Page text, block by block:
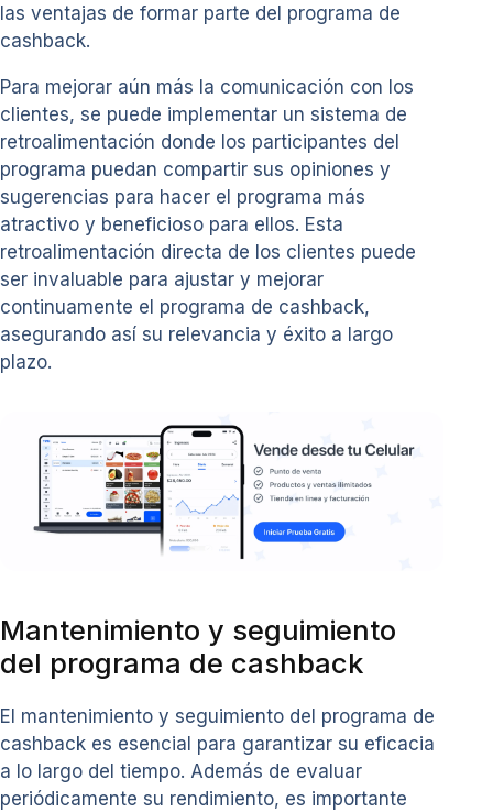
las ventajas de formar parte del programa de
cashback.
Para mejorar aún más la comunicación con los
clientes, se puede implementar un sistema de
retroalimentación donde los participantes del
programa puedan compartir sus opiniones y
sugerencias para hacer el programa más
atractivo y beneficioso para ellos. Esta
retroalimentación directa de los clientes puede
ser invaluable para ajustar y mejorar
continuamente el programa de cashback,
asegurando así su relevancia y éxito a largo
plazo.
Mantenimiento y seguimiento
del programa de cashback
El mantenimiento y seguimiento del programa de
cashback es esencial para garantizar su eficacia
a lo largo del tiempo. Además de evaluar
periódicamente su rendimiento, es importante